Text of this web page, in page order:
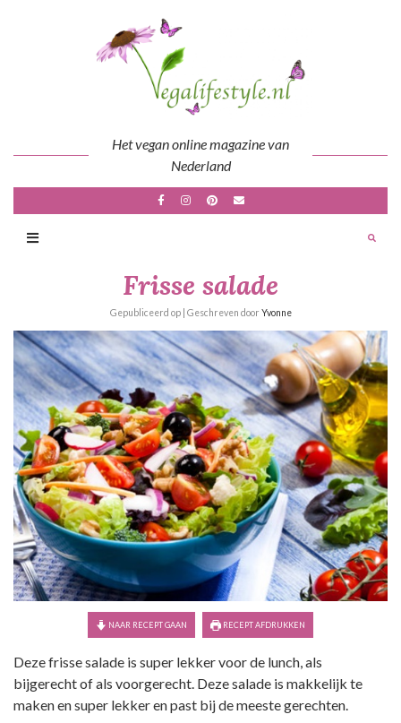
Het vegan online magazine van
Nederland
Frisse salade
Gepubliceerd op | Geschreven door Yvonne
NAAR RECEPT GAAN RECEPT AFDRUKKEN
Deze frisse salade is super lekker voor de lunch, als
bijgerecht of als voorgerecht. Deze salade is makkelijk te
maken en super lekker en past bij de meeste gerechten.